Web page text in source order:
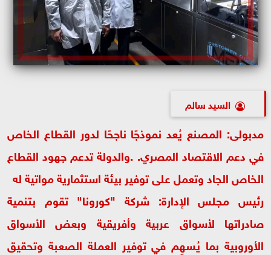
السيد سالم
مدبولى: المصنع يُعد نموذجًا ناجحًا لدور القطاع الخاص
في دعم الاقتصاد المصري. .والدولة تدعم جهود القطاع
الخاص الجاد وتعمل على توفير بيئة استثمارية مواتية له
رئيس مجلس الإدارة: شركة "كورونا" تقوم بتنمية
صادراتها لأسواق عربية وأفريقية وبعض الأسواق
الأوروبية بما يُسهِم في توفير العملة الصعبة وتحقيق